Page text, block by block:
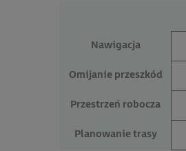
Nawigacja
Omijanie przeszkód
Przestrzeń robocza
Planowanie trasy